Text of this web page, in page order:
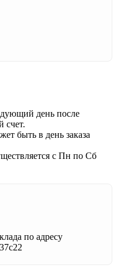
день после
счет.
быть в день заказа
с Пн по Сб
по адресу